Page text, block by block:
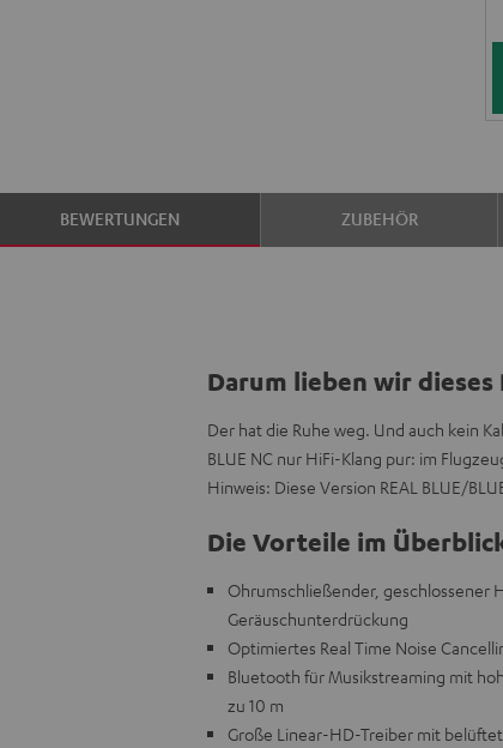
BEWERTUNGEN ZUBEHÖR
Darum lieben wir
Der hat die Ruhe weg. Und auch kein
BLUE NC nur HiFi-Klang pur: im
Hinweis: Diese Version REAL BLUE/
Die Vorteile im
Ohrumschließender, geschlossener
Geräuschunterdrückung
Optimiertes Real Time Noise
Bluetooth für Musikstreaming mit
zu 10 m
Große Linear-HD-Treiber mit